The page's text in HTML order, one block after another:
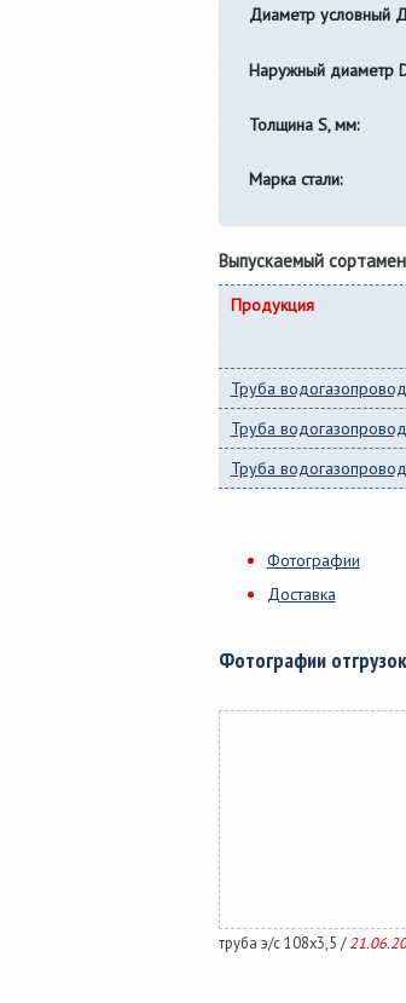
Диаметр условный
Наружный диаметр
Толщина S, мм:
Марка стали:
Выпускаемый
Продукция
Труба
Труба
Труба
Фотографии
Доставка
Фотографии
труба э/с 108х3,5 /